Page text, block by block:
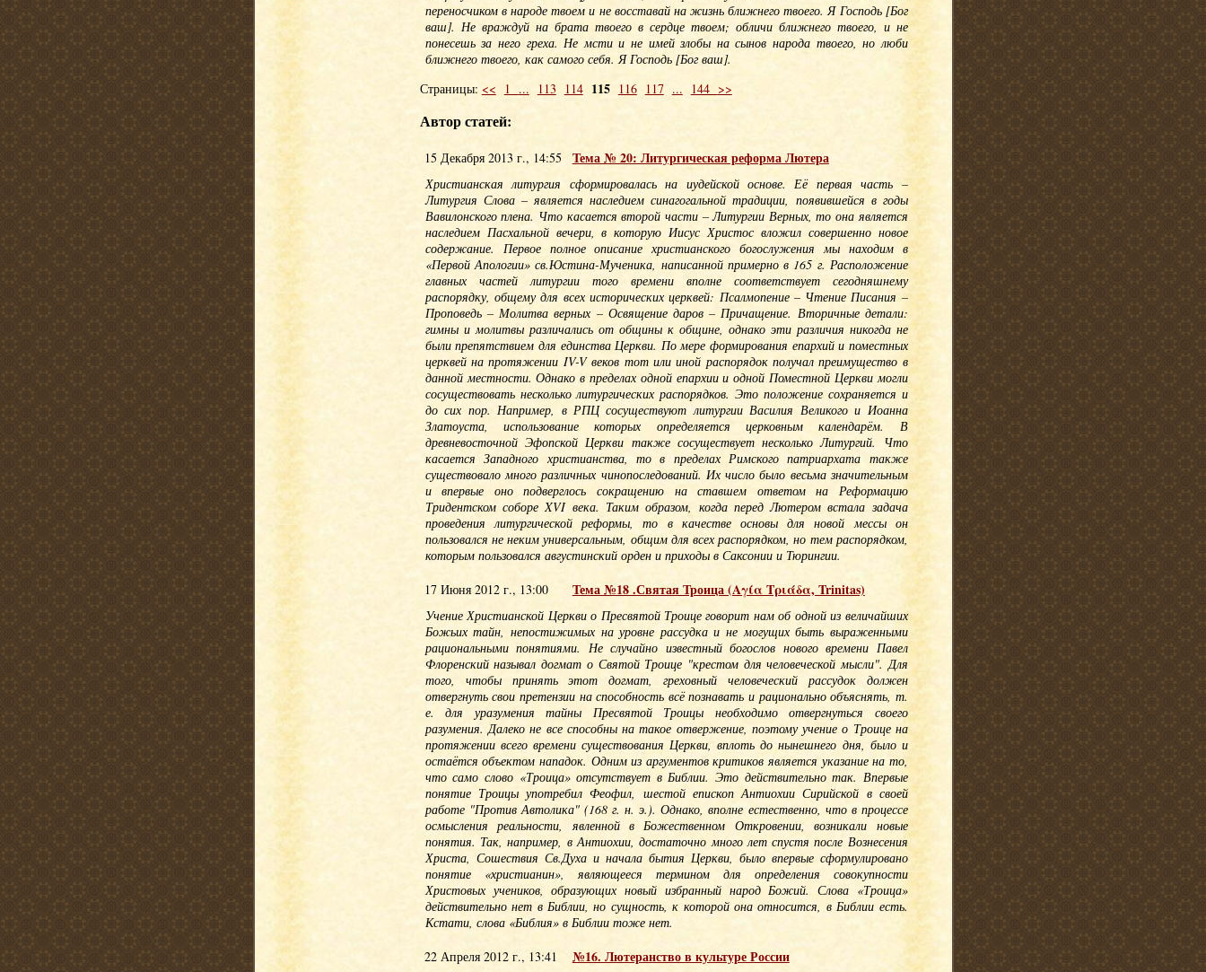
переносчиком в народе твоем и не восставай на жизнь ближнего твоего. Я Господь [Бог
ваш]. Не враждуй на брата твоего в сердце твоем; обличи ближнего твоего, и не
понесешь за него греха. Не мсти и не имей злобы на сынов народа твоего, но люби
ближнего твоего, как самого себя. Я Господь [Бог ваш].
Страницы: << 1 ... 113 114 115 116 117 ... 144 >>
Автор статей:
15 Декабря 2013 г., 14:55 Тема № 20: Литургическая реформа Лютера
Христианская литургия сформировалась на иудейской основе. Её первая часть –
Литургия Слова – является наследием синагогальной традиции, появившейся в годы
Вавилонского плена. Что касается второй части – Литургии Верных, то она является
наследием Пасхальной вечери, в которую Иисус Христос вложил совершенно новое
содержание. Первое полное описание христианского богослужения мы находим в
«Первой Апологии» св.Юстина-Мученика, написанной примерно в 165 г. Расположение
главных частей литургии того времени вполне соответствует сегодняшнему
распорядку, общему для всех исторических церквей: Псалмопение – Чтение Писания –
Проповедь – Молитва верных – Освящение даров – Причащение. Вторичные детали:
гимны и молитвы различались от общины к общине, однако эти различия никогда не
были препятствием для единства Церкви. По мере формирования епархий и поместных
церквей на протяжении IV-V веков тот или иной распорядок получал преимущество в
данной местности. Однако в пределах одной епархии и одной Поместной Церкви могли
сосуществовать несколько литургических распорядков. Это положение сохраняется и
до сих пор. Например, в РПЦ сосуществуют литургии Василия Великого и Иоанна
Златоуста, использование которых определяется церковным календарём. В
древневосточной Эфопской Церкви также сосуществует несколько Литургий. Что
касается Западного христианства, то в пределах Римского патриархата также
существовало много различных чинопоследований. Их число было весьма значительным
и впервые оно подверглось сокращению на ставшем ответом на Реформацию
Тридентском соборе XVI века. Таким образом, когда перед Лютером встала задача
проведения литургической реформы, то в качестве основы для новой мессы он
пользовался не неким универсальным, общим для всех распорядком, но тем распорядком,
которым пользовался августинский орден и приходы в Саксонии и Тюрингии.
17 Июня 2012 г., 13:00
Тема №18 .Святая Троица (Αγία Τριάδα, Trinitas)
Учение Христианской Церкви о Пресвятой Троице говорит нам об одной из величайших
Божьих тайн, непостижимых на уровне рассудка и не могущих быть выраженными
рациональными понятиями. Не случайно известный богослов нового времени Павел
Флоренский называл догмат о Святой Троице "крестом для человеческой мысли". Для
того, чтобы принять этот догмат, греховный человеческий рассудок должен
отвергнуть свои претензии на способность всё познавать и рационально объяснять, т.
е. для уразумения тайны Пресвятой Троицы необходимо отвергнуться своего
разумения. Далеко не все способны на такое отвержение, поэтому учение о Троице на
протяжении всего времени существования Церкви, вплоть до нынешнего дня, было и
остаётся объектом нападок. Одним из аргументов критиков является указание на то,
что само слово «Троица» отсутствует в Библии. Это действительно так. Впервые
понятие Троицы употребил Феофил, шестой епископ Антиохии Сирийской в своей
работе "Против Автолика" (168 г. н. э.). Однако, вполне естественно, что в процессе
осмысления реальности, явленной в Божественном Откровении, возникали новые
понятия. Так, например, в Антиохии, достаточно много лет спустя после Вознесения
Христа, Сошествия Св.Духа и начала бытия Церкви, было впервые сформулировано
понятие «христианин», являющееся термином для определения совокупности
Христовых учеников, образующих новый избранный народ Божий. Слова «Троица»
действительно нет в Библии, но сущность, к которой она относится, в Библии есть.
Кстати, слова «Библия» в Библии тоже нет.
22 Апреля 2012 г., 13:41
№16. Лютеранство в культуре России